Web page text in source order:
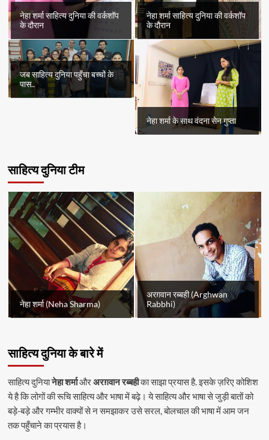
नेहा शर्मा साहित्य दुनिया की वर्कशॉप
के दौरान
नेहा शर्मा साहित्य दुनिया की वर्कशॉप
के दौरान
जब साहित्य दुनिया पहुँचा बच्चों के
पास..
नेहा शर्मा के साथ वंदना सेन गुप्ता
साहित्य दुनिया टीम
नेहा शर्मा (Neha Sharma)
अरग़वान रब्बही (Arghwan
Rabbhi)
साहित्य दुनिया के बारे में
साहित्य दुनियानेहा शर्माऔरअरग़वान रब्बहीका साझा प्रयास है. इसके ज़रिए कोशिश
ये है कि लोगों की रूचि साहित्य और भाषा में बढ़े। ये साहित्य और भाषा से जुड़ी बातों को
बड़े-बड़े और गम्भीर वाक्यों से न समझाकर उसे सरल, बोलचाल की भाषा में आम जन
तक पहुँचाने का प्रयास है।